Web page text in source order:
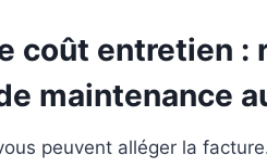
coût entretien :
maintenance
peuvent alléger la